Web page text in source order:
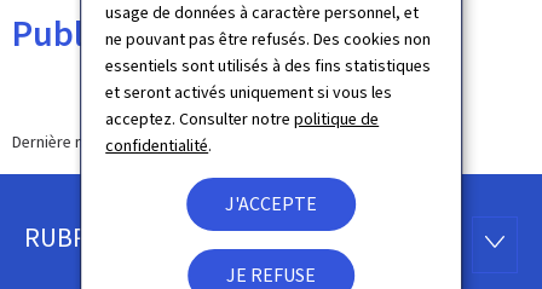
usage de données à caractère personnel, et
ne pouvant pas être refusés. Des cookies non
essentiels sont utilisés à des fins statistiques
et seront activés uniquement si vous les
acceptez. Consulter notrepolitique de
confidentialité.
J'ACCEPTE
JE REFUSE
Publications
Dernière modification le05.03.2020
Pied
RUBRIQUES